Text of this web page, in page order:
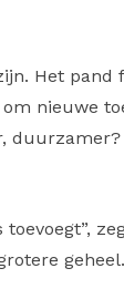
Het pand
nieuwe
geheel.